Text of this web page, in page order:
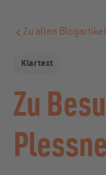
Zu allen
Klartext
Zu